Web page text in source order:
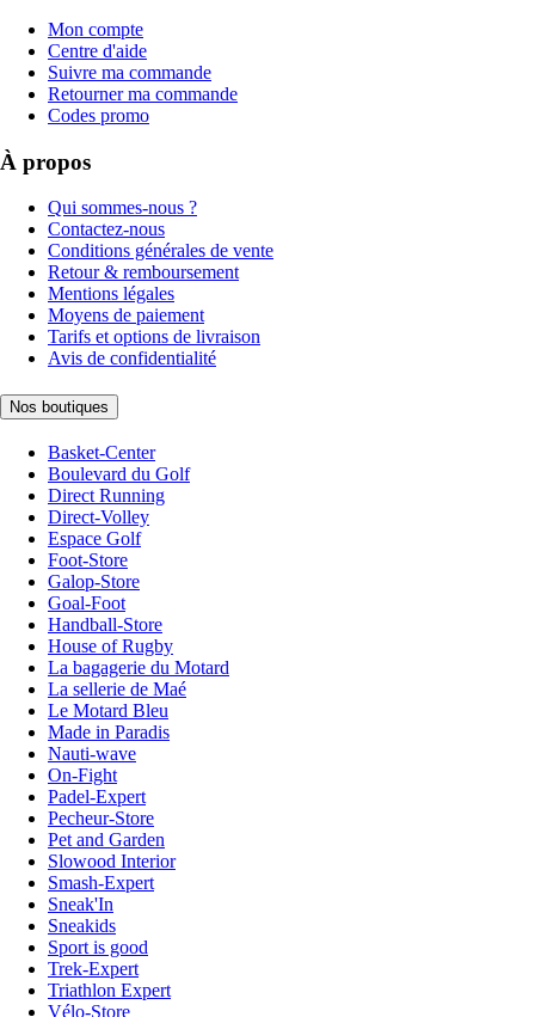
Mon compte
Centre d'aide
Suivre ma commande
Retourner ma commande
Codes promo
À propos
Qui sommes-nous ?
Contactez-nous
Conditions générales de vente
Retour & remboursement
Mentions légales
Moyens de paiement
Tarifs et options de livraison
Avis de confidentialité
Nos boutiques
Basket-Center
Boulevard du Golf
Direct Running
Direct-Volley
Espace Golf
Foot-Store
Galop-Store
Goal-Foot
Handball-Store
House of Rugby
La bagagerie du Motard
La sellerie de Maé
Le Motard Bleu
Made in Paradis
Nauti-wave
On-Fight
Padel-Expert
Pecheur-Store
Pet and Garden
Slowood Interior
Smash-Expert
Sneak'In
Sneakids
Sport is good
Trek-Expert
Triathlon Expert
Vélo-Store